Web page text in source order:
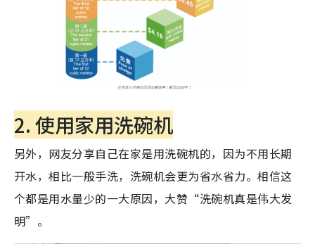
2. 使用家用洗碗机
另外，网友分享自己在家是用洗碗机的，因为不用长期
开水，相比一般手洗，洗碗机会更为省水省力。相信这
个都是用水量少的一大原因，大赞“洗碗机真是伟大发
明”。